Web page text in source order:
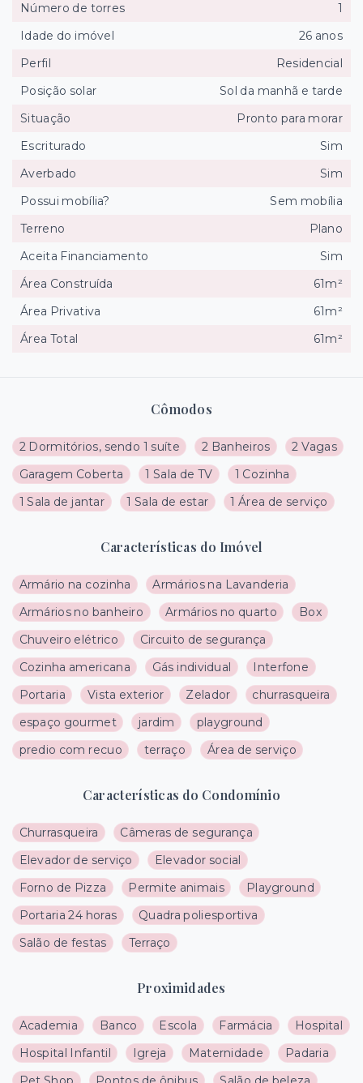
Cômodos
2 Dormitórios, sendo 1 suíte 2 Banheiros
2 Vagas
Garagem Coberta
1 Sala de TV
1 Cozinha
1 Sala de jantar
1 Sala de estar 1 Área de serviço
Características do Imóvel
Armário na cozinha
Armários na Lavanderia
Armários no banheiro
Armários no quarto
Box
Chuveiro elétrico
Circuito de segurança
Cozinha americana
Gás individual
Interfone
Portaria
Vista exterior Zelador
churrasqueira
espaço gourmet
jardim
playground
predio com recuo
terraço Área de serviço
Características do Condomínio
Churrasqueira
Câmeras de segurança
Elevador de serviço
Elevador social
Forno de Pizza
Permite animais
Playground
Portaria 24 horas
Quadra poliesportiva
Salão de festas
Terraço
Proximidades
Academia Banco Escola Farmácia
Hospital
Hospital Infantil
Igreja Maternidade
Padaria
Número de torres
1
Idade do imóvel
26 anos
Perfil
Residencial
Posição solar
Sol da manhã e tarde
Situação
Pronto para morar
Escriturado
Sim
Averbado
Sim
Possui mobília?
Sem mobília
Terreno
Plano
Aceita Financiamento
Sim
Área Construída
61m²
Área Privativa
61m²
Área Total
61m²